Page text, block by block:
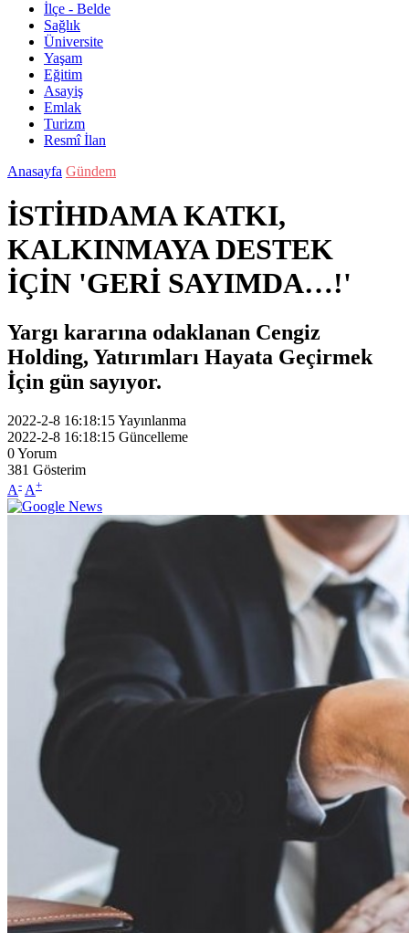
İlçe - Belde
Sağlık
Üniversite
Yaşam
Eğitim
Asayiş
Emlak
Turizm
Resmî İlan
Anasayfa Gündem
İSTİHDAMA KATKI,
KALKINMAYA DESTEK
İÇİN 'GERİ SAYIMDA…!'
Yargı kararına odaklanan Cengiz
Holding, Yatırımları Hayata Geçirmek
İçin gün sayıyor.
2022-2-8 16:18:15Yayınlanma
2022-2-8 16:18:15 Güncelleme
0Yorum
381 Gösterim
A- A+